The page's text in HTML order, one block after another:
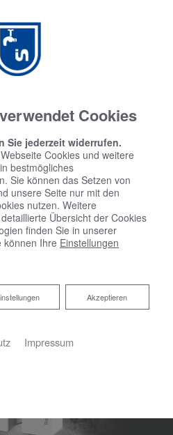
Grade
& Sanitär
Co. KG
Cookies
Sie jederzeit widerrufen.
Cookies und weitere
bestmögliches
Sie können das Setzen von
unsere Seite nur mit den
nutzen. Weitere
Übersicht der Cookies
finden Sie in unserer
können Ihre Einstellungen
Akzeptieren
Impressum